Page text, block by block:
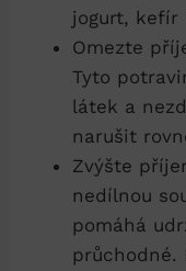
jogurt, kefír
Omezte
Tyto
látek a
narušit
Zvýšte
nedílnou
pomáhá
průchodné.